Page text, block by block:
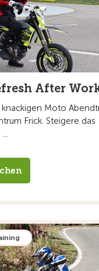
After
knackigen Moto
Frick. Steigere das